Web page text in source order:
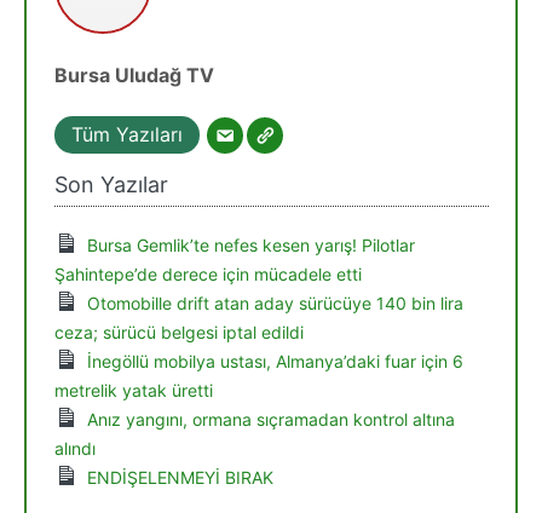
Bursa Uludağ TV
Tüm Yazıları
Son Yazılar
Bursa Gemlik’te nefes kesen yarış! Pilotlar
Şahintepe’de derece için mücadele etti
Otomobille drift atan aday sürücüye 140 bin lira
ceza; sürücü belgesi iptal edildi
İnegöllü mobilya ustası, Almanya’daki fuar için 6
metrelik yatak üretti
Anız yangını, ormana sıçramadan kontrol altına
alındı
ENDİŞELENMEYİ BIRAK